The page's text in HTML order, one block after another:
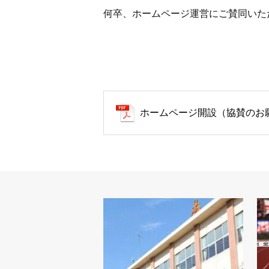
何卒、ホームページ運営にご賛同い
ホームページ開設（協賛のお